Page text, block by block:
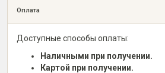
Оплата
Доступные способы оплаты:
Наличными при получении.
Картой при получении.